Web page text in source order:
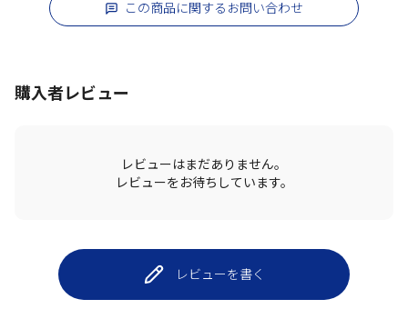
この商品に関するお問い合わせ
購入者レビュー
レビューはまだありません。
レビューをお待ちしています。
レビューを書く